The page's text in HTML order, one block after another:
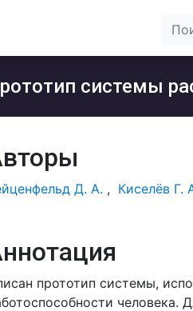
системы
Д. А. , Киселёв Г.
прототип системы,
человека.